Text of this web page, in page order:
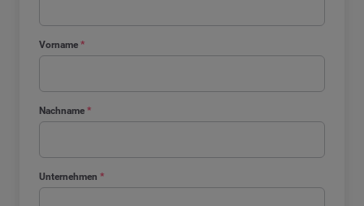
Vorname *
Nachname *
Unternehmen *